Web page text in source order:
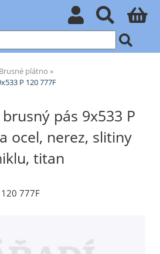
Brusné plátno
P 120 777F
pás 9x533 P
ocel, nerez, slitiny
titan
777F